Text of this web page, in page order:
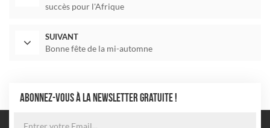
succès pour l'Afrique
SUIVANT
Bonne fête de la mi-automne
ABONNEZ-VOUS À LA NEWSLETTER GRATUITE !